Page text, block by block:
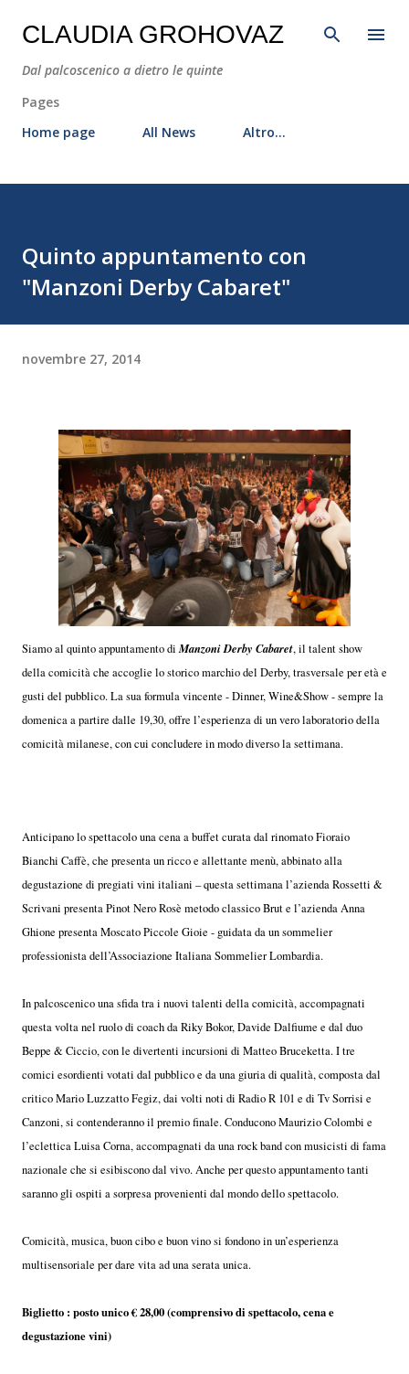
Passa ai contenuti principali
CLAUDIA GROHOVAZ
Dal palcoscenico a dietro le quinte
Pages
Home page
All News Altro…
Quinto appuntamento con
"Manzoni Derby Cabaret"
novembre 27, 2014
Siamo al quinto appuntamento diManzoni Derby Cabaret, il talent show
della comicità che accoglie lo storico marchio del Derby, trasversale per età e
gusti del pubblico. La sua formula vincente - Dinner, Wine&Show - sempre la
domenica a partire dalle 19,30, offre l’esperienza di un vero laboratorio della
comicità milanese, con cui concludere in modo diverso la settimana.
Anticipano lo spettacolo una cena a buffet curata dal rinomato Fioraio
Bianchi Caffè, che presenta un ricco e allettante menù, abbinato alla
degustazione di pregiati vini italiani – questa settimana l’azienda Rossetti &
Scrivani presenta Pinot Nero Rosè metodo classico Brut e l’azienda Anna
Ghione presenta Moscato Piccole Gioie - guidata da un sommelier
professionista dell’Associazione Italiana Sommelier Lombardia.
In palcoscenico una sfida tra i nuovi talenti della comicità, accompagnati
questa volta nel ruolo di coach da Riky Bokor, Davide Dalfiume e dal duo
Beppe & Ciccio, con le divertenti incursioni di Matteo Bruceketta. I tre
comici esordienti votati dal pubblico e da una giuria di qualità, composta dal
critico Mario Luzzatto Fegiz, dai volti noti di Radio R 101 e di Tv Sorrisi e
Canzoni, si contenderanno il premio finale. Conducono Maurizio Colombi e
l’eclettica Luisa Corna, accompagnati da una rock band con musicisti di fama
nazionale che si esibiscono dal vivo. Anche per questo appuntamento tanti
saranno gli ospiti a sorpresa provenienti dal mondo dello spettacolo.
Comicità, musica, buon cibo e buon vino si fondono in un’esperienza
multisensoriale per dare vita ad una serata unica.
Biglietto : posto unico € 28,00 (comprensivo di spettacolo, cena e
degustazione vini)